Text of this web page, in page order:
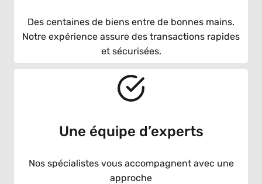
Des centaines de biens entre de bonnes mains.
Notre expérience assure des transactions rapides
et sécurisées.
Une équipe d’experts
Nos spécialistes vous accompagnent avec une
approche